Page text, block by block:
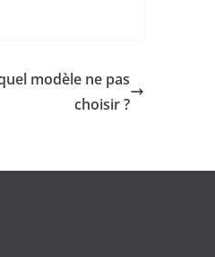
modèle ne pas
choisir ?